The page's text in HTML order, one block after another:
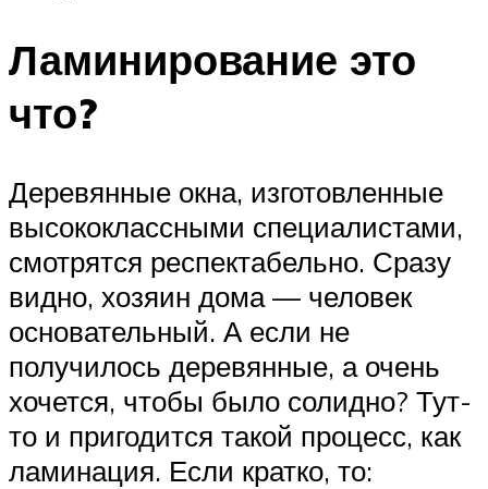
Ламинирование это
что?
Деревянные окна, изготовленные
высококлассными специалистами,
смотрятся респектабельно. Сразу
видно, хозяин дома — человек
основательный. А если не
получилось деревянные, а очень
хочется, чтобы было солидно? Тут-
то и пригодится такой процесс, как
ламинация. Если кратко, то: